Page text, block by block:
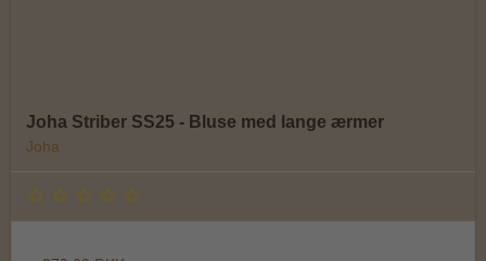
Joha Striber SS25 - Bluse med lange ærmer
Joha